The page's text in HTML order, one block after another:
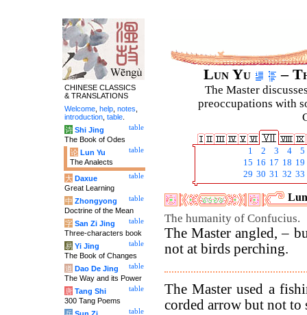
Lun Yu –
The Master
preoccupations with
1 2 3 4
5
15 16 17 18 19
29 30 31 32 33
The humanity of Confucius.
The Master angled, –
not at birds perching.
The Master used a
corded arrow but not to
CHINESE CLASSICS
& TRANSLATIONS
Welcome help notes
introduction table
table
诗 Shi Jing
The Book of Odes
table
论 Lun Yu
The Analects
table
大 Daxue
Great Learning
table
中 Zhongyong
Doctrine of the Mean
table
字 San Zi Jing
Three-characters book
table
易 Yi Jing
The Book of Changes
table
道 Dao De Jing
The Way and its Power
table
唐 Tang Shi
300 Tang Poems
table